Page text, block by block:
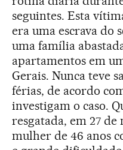
seguintes. Esta
era uma escrava do
uma família
apartamentos em
Gerais. Nunca teve
férias, de acordo
investigam o caso.
resgatada, em 27
mulher de 46 anos